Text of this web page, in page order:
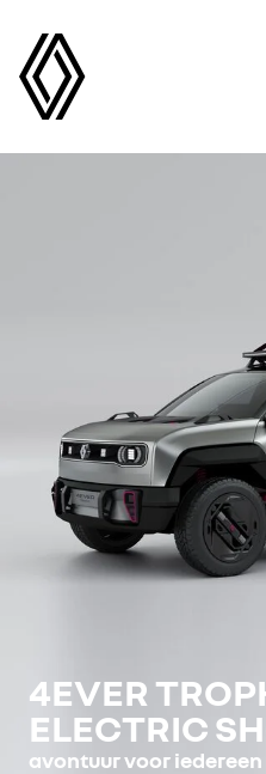
4EVER
ELECTRIC
avontuur voor iedereen